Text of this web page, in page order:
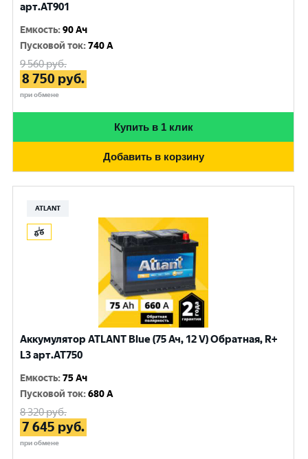
арт.AT901
Емкость:90 Ач
Пусковой ток:740 A
9 560руб.
8 750 руб.
при обмене
Купить в 1 клик
Добавить в корзину
ATLANT
Аккумулятор ATLANT Blue (75 Ач, 12 V) Обратная, R+
L3 арт.AT750
Емкость:75 Ач
Пусковой ток:680 A
8 320руб.
7 645 руб.
при обмене